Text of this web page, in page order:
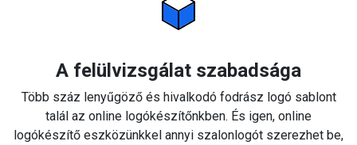
A felülvizsgálat szabadsága
Több száz lenyűgöző és hivalkodó fodrász logó sablont
talál az online logókészítőnkben. És igen, online
logókészítő eszközünkkel annyi szalonlogót szerezhet be,